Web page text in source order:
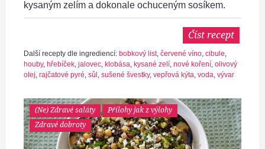
kysaným zelím a dokonale ochuceným sosíkem.
Číst recept
Další recepty dle ingrediencí: bobkový list, červené víno, cibule,
houby, hřebíček, jalovec, klobása, kysané zelí, nové koření, olivový
olej, rajčatové pyré, sůl , sušené švestky, vepřová kýta, voda, vývar
(Ne) Zdravé saláty
Přílohy jak z výlohy
Zdravé dobroty